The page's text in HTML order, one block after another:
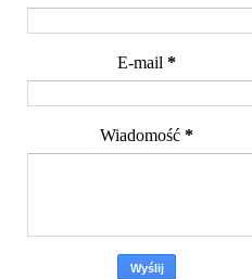
E-mail *
Wiadomość *